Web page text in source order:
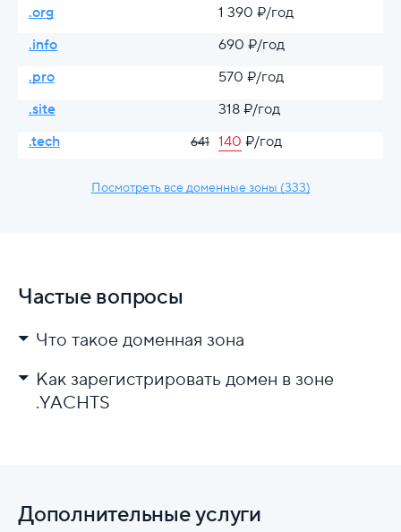
.org
1 390 ₽/год
.info
690 ₽/год
.pro
570 ₽/год
.site
318 ₽/год
.tech
641 140 ₽/год
Посмотреть все доменные зоны (333)
Частые вопросы
Что такое доменная зона
Как зарегистрировать домен в зоне
.YACHTS
Настройте DNS.
Дополнительные услуги